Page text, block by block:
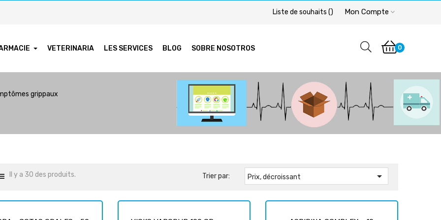
Mon Compte
Liste de souhaits ()
VETERINARIA LES SERVICES BLOG SOBRE NOSOTROS 0
grippaux
Il y a 30 des produits. Trier par: Prix, décroissant 